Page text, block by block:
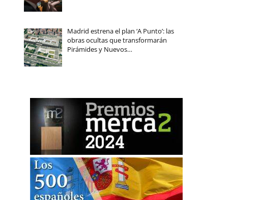
Madrid estrena el plan ‘A Punto’: las
obras ocultas que transformarán
Pirámides y Nuevos…